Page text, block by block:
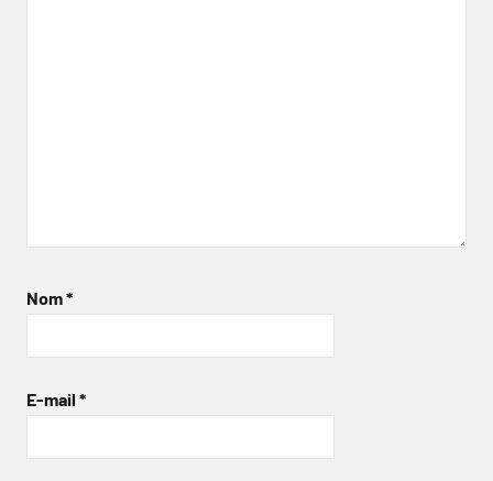
Nom*
E-mail *